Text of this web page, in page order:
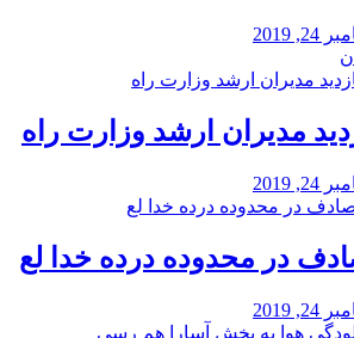
2019
مدیران ارشد وزارت راه
2019
در محدوده درده خدا لع
2019